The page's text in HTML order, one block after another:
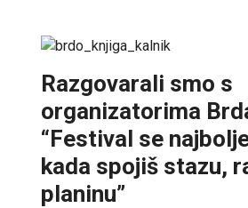
Razgovarali smo s
organizatorima
“Festival se
kada spojiš stazu,
planinu”